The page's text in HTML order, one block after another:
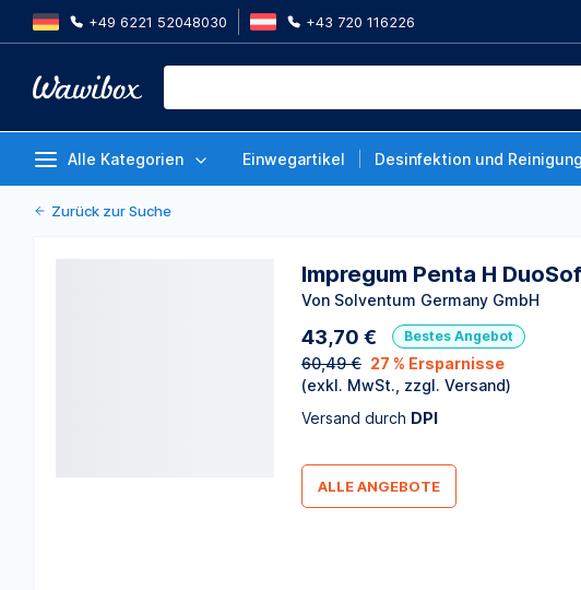
+49 6221 52048030 +43 720 116226
Alle Kategorien Einwegartikel Desinfektion und Reinigung
Impregum Penta H DuoSoft Quick,
Zurück zur Suche
Impregum Penta H
Von Solventum Germany GmbH
43,70 € Bestes Angebot
60,49 € 27 % Ersparnisse
(exkl. MwSt., zzgl. Versand)
Versand durch DPI
ALLE ANGEBOTE